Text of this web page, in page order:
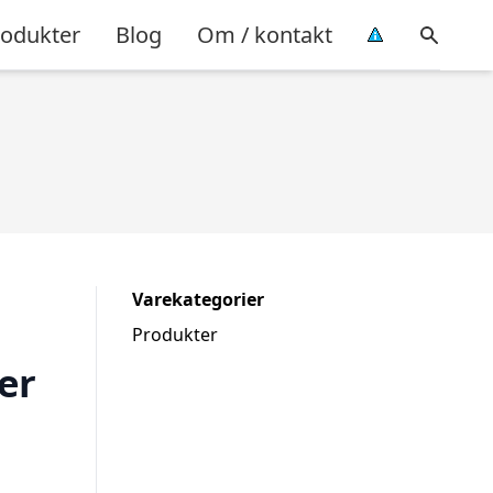
Blog Om / kontakt
Varekategorier
Produkter